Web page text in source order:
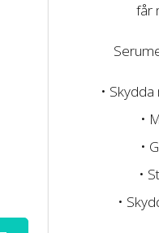
får
•
•
•
•
•